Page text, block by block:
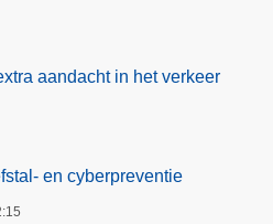
aandacht in het verkeer
en cyberpreventie